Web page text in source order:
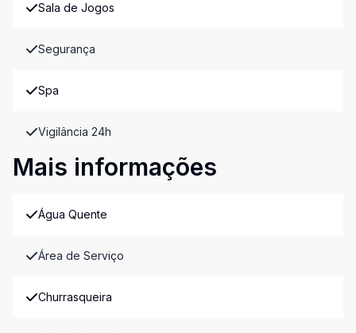
Sala de Jogos
Segurança
Spa
Vigilância 24h
Mais informações
Água Quente
Área de Serviço
Churrasqueira